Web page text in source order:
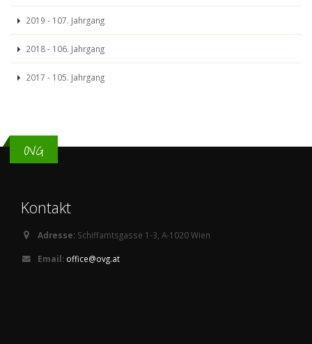
2019 - 107. Jahrgang
2018 - 106. Jahrgang
2017 - 105. Jahrgang
OVG
Kontakt
Adresse: Schiffamtsgasse 1-3, A-1020 Wien
Email: office@ovg.at